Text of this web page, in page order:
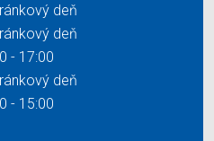
deň
deň
- 17:00
deň
- 15:00